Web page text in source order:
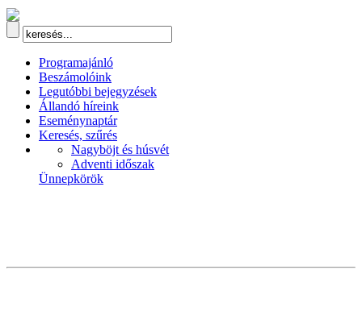
Programajánló
Beszámolóink
Legutóbbi bejegyzések
Állandó híreink
Eseménynaptár
Keresés, szűrés
Nagyböjt és húsvét
Adventi időszak
Ünnepkörök